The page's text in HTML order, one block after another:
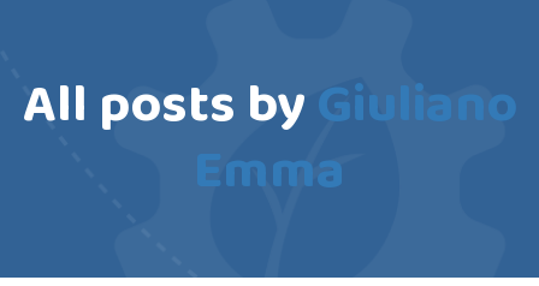
All posts byGiuliano
Emma